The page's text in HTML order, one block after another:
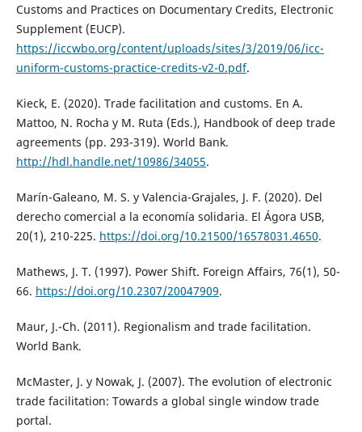
Customs and Practices on Documentary Credits, Electronic
Supplement (EUCP).
https://iccwbo.org/content/uploads/sites/3/2019/06/icc-
uniform-customs-practice-credits-v2-0.pdf.
Kieck, E. (2020). Trade facilitation and customs. En A.
Mattoo, N. Rocha y M. Ruta (Eds.), Handbook of deep trade
agreements (pp. 293-319). World Bank.
http://hdl.handle.net/10986/34055.
Marín-Galeano, M. S. y Valencia-Grajales, J. F. (2020). Del
derecho comercial a la economía solidaria. El Ágora USB,
20(1), 210-225. https://doi.org/10.21500/16578031.4650.
Mathews, J. T. (1997). Power Shift. Foreign Affairs, 76(1), 50-
66. https://doi.org/10.2307/20047909.
Maur, J.-Ch. (2011). Regionalism and trade facilitation.
World Bank.
McMaster, J. y Nowak, J. (2007). The evolution of electronic
trade facilitation: Towards a global single window trade
portal.